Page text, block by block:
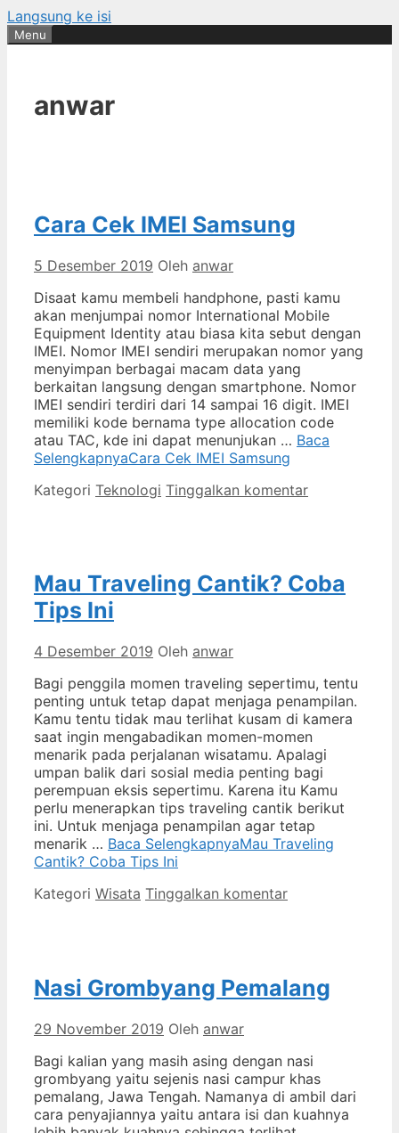
Langsung ke isi
Menu
anwar
Cara Cek IMEI Samsung
5 Desember 2019 Oleh anwar
Disaat kamu membeli handphone, pasti kamu
akan menjumpai nomor International Mobile
Equipment Identity atau biasa kita sebut dengan
IMEI. Nomor IMEI sendiri merupakan nomor yang
menyimpan berbagai macam data yang
berkaitan langsung dengan smartphone. Nomor
IMEI sendiri terdiri dari 14 sampai 16 digit. IMEI
memiliki kode bernama type allocation code
atau TAC, kde ini dapat menunjukan … Baca
SelengkapnyaCara Cek IMEI Samsung
Kategori Teknologi Tinggalkan komentar
Mau Traveling Cantik? Coba
Tips Ini
4 Desember 2019 Oleh anwar
Bagi penggila momen traveling sepertimu, tentu
penting untuk tetap dapat menjaga penampilan.
Kamu tentu tidak mau terlihat kusam di kamera
saat ingin mengabadikan momen-momen
menarik pada perjalanan wisatamu. Apalagi
umpan balik dari sosial media penting bagi
perempuan eksis sepertimu. Karena itu Kamu
perlu menerapkan tips traveling cantik berikut
ini. Untuk menjaga penampilan agar tetap
menarik … Baca SelengkapnyaMau Traveling
Cantik? Coba Tips Ini
Kategori Wisata Tinggalkan komentar
Nasi Grombyang Pemalang
29 November 2019 Oleh anwar
Bagi kalian yang masih asing dengan nasi
grombyang yaitu sejenis nasi campur khas
pemalang, Jawa Tengah. Namanya di ambil dari
cara penyajiannya yaitu antara isi dan kuahnya